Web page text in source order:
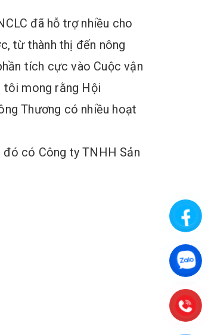
đã hỗ trợ nhiều cho
từ thành thị đến nông
tích cực vào Cuộc vận
tôi mong rằng Hội
Thương có nhiều hoạt
có Công ty TNHH Sản